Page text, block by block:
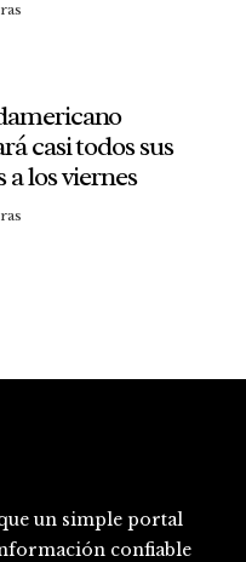
casi todos sus
a los viernes
un simple portal
confiable